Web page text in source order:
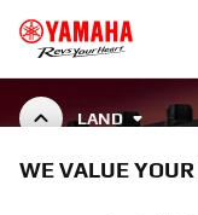
LAND
WE VALUE